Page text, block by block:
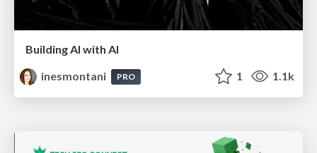
Building AI with AI
inesmontani
PRO 1 1.1k